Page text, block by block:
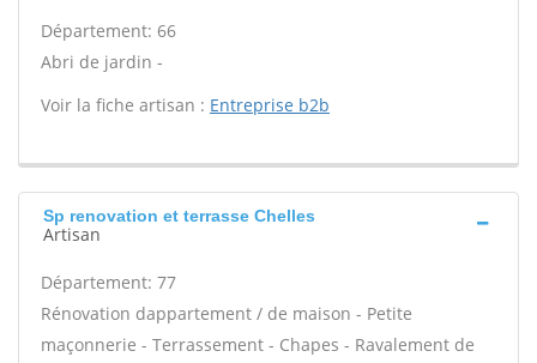
Département: 66
Abri de jardin -
Voir la fiche artisan : Entreprise b2b
Sp renovation et terrasse Chelles
Artisan
Département: 77
Rénovation dappartement / de maison - Petite
maçonnerie - Terrassement - Chapes - Ravalement de